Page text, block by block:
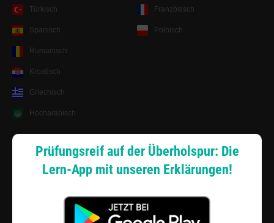
Prüfungsreif auf der Überholspur: Die
Lern-App mit unseren Erklärungen!
Türkisch
Spanisch
Französisch
Polnisch
Rumänisch
Kroatisch
Griechisch
Hocharabisch
Lernsystem
Android App